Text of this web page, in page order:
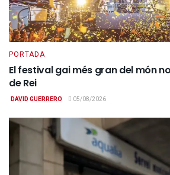
PORTADA
El festival gai més gran del món
de Rei
DAVID GUERRERO 05/08/2026